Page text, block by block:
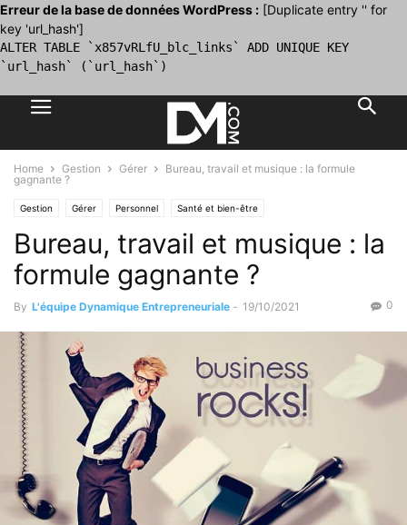
Erreur de la base de données WordPress : [Duplicate entry '' for
key 'url_hash']
ALTER TABLE `x857vRLfU_blc_links` ADD UNIQUE KEY
`url_hash` (`url_hash`)
Home Gestion Gérer
Bureau, travail et musique : la formule
gagnante ?
Gestion Gérer Personnel Santé et bien-être
Bureau, travail et musique : la
formule gagnante ?
By L'équipe Dynamique Entrepreneuriale - 19/10/2021 0